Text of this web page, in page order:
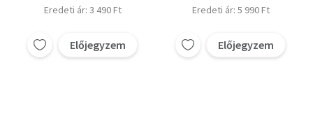
Eredeti ár: 3 490 Ft
Előjegyzem
Eredeti ár: 5 990 Ft
Előjegyzem